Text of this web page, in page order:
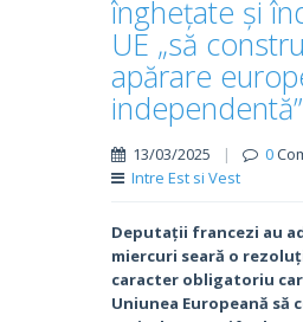
înghețate și
UE „să
apărare
independentă”
13/03/2025 | 0
Intre Est si Vest
Deputații francezi au
miercuri seară o
caracter obligatoriu
Uniunea Europeană să